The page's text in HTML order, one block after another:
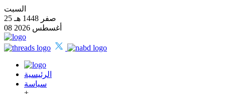
السبت
25 صفر 1448 هـ
08 أغسطس 2026
الرئيسية
سياسة